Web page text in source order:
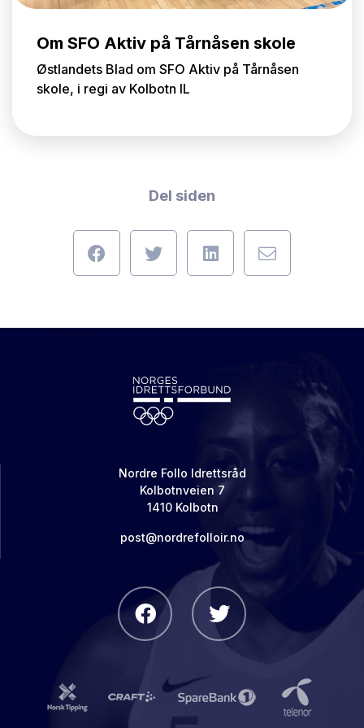
Om SFO Aktiv på Tårnåsen skole
Østlandets Blad om SFO Aktiv på Tårnåsen
skole, i regi av Kolbotn IL
Del siden
Nordre Follo Idrettsråd
Kolbotnveien 7
1410 Kolbotn
post@nordrefolloir.no